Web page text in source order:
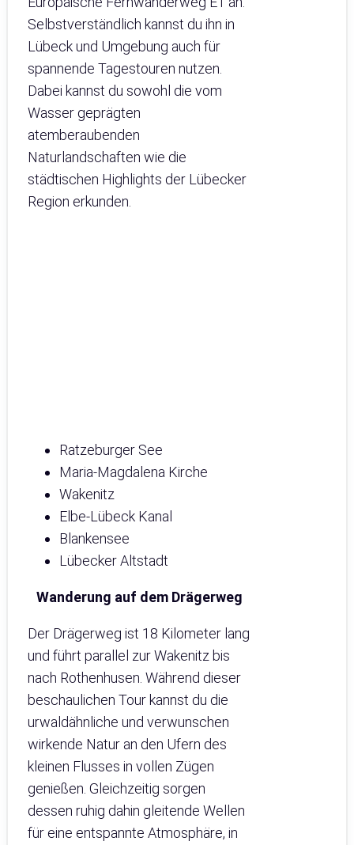
Selbstverständlich kannst du ihn in
Lübeck und Umgebung auch für
spannende Tagestouren nutzen.
Dabei kannst du sowohl die vom
Wasser geprägten
atemberaubenden
Naturlandschaften wie die
städtischen Highlights der Lübecker
Region erkunden.
Ratzeburger See
Maria-Magdalena Kirche
Wakenitz
Elbe-Lübeck Kanal
Blankensee
Lübecker Altstadt
Wanderung auf dem Drägerweg
Der Drägerweg ist 18 Kilometer lang
und führt parallel zur Wakenitz bis
nach Rothenhusen. Während dieser
beschaulichen Tour kannst du die
urwaldähnliche und verwunschen
wirkende Natur an den Ufern des
kleinen Flusses in vollen Zügen
genießen. Gleichzeitig sorgen
dessen ruhig dahin gleitende Wellen
für eine entspannte Atmosphäre, in